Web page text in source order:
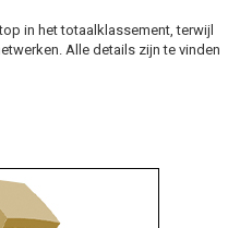
in het totaalklassement, terwijl
Alle details zijn te vinden